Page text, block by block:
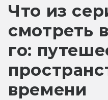
Что из
смотреть
го:
времени